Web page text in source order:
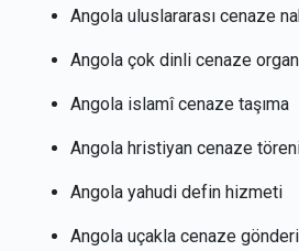
Angola uluslararası cenaze
Angola çok dinli cenaze
Angola islamî cenaze taşıma
Angola hristiyan cenaze
Angola yahudi defin hizmeti
Angola uçakla cenaze